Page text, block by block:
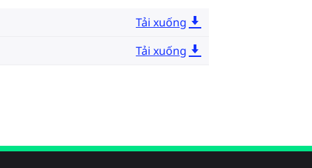
Tải xuống
Tải xuống